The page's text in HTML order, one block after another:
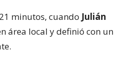
minutos, cuando Julián
área local y definió con un